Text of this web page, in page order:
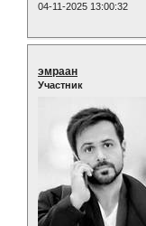
04-11-2025 13:00:32
эмраан
Участник